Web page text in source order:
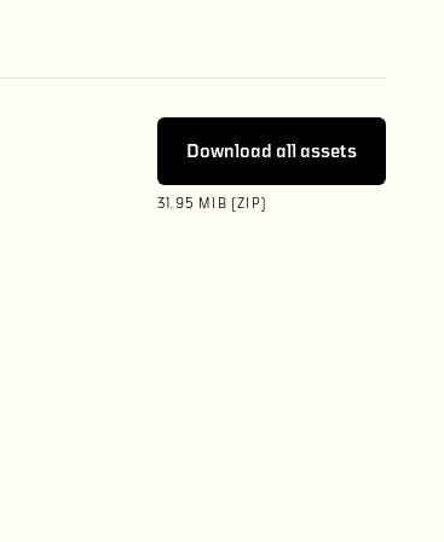
Download all assets
31.95 MIB (ZIP)